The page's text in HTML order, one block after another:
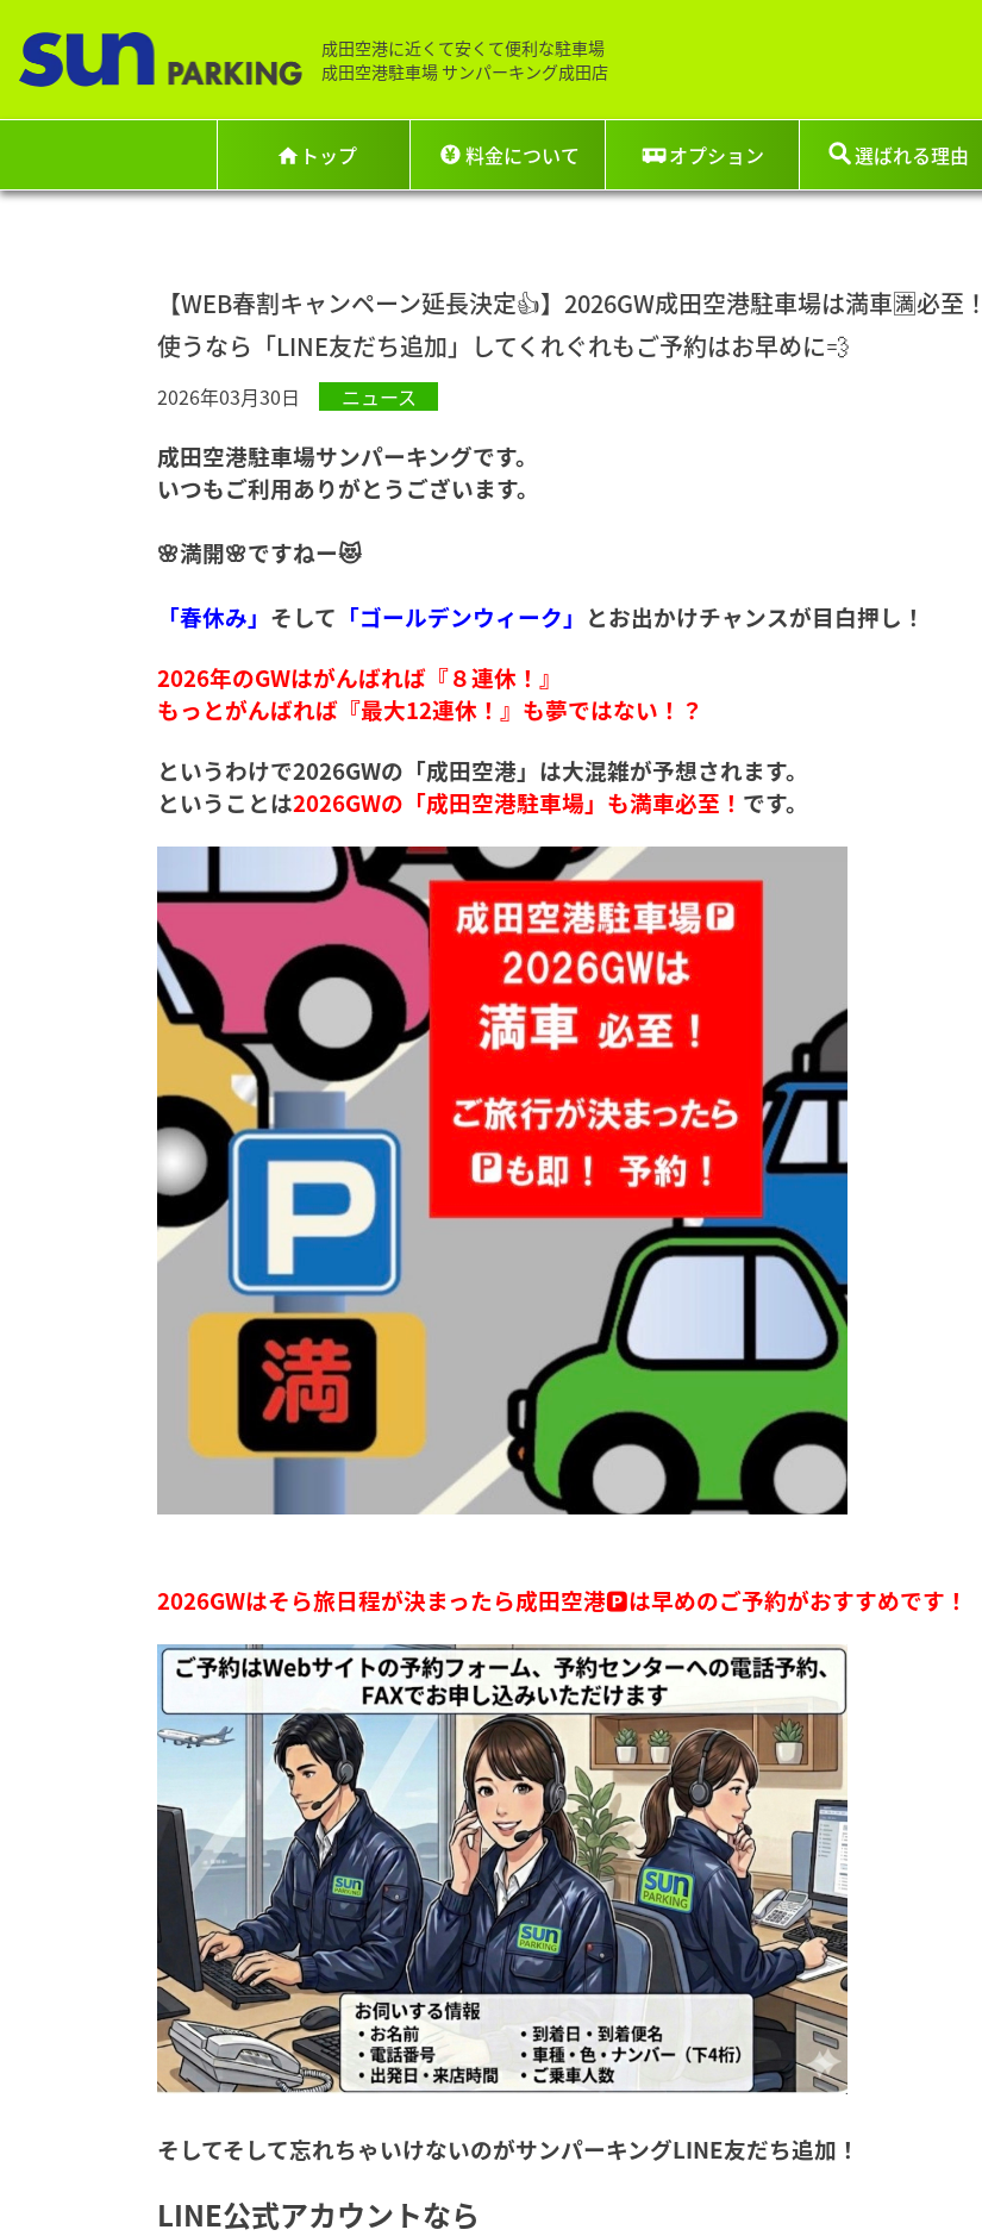
成田空港に近くて安くて便利な駐車場
成田空港駐車場 サンパーキング成田店
トップ 料金について オプション 選ばれる理由
【WEB春割キャンペーン延長決定👍】2026GW成田空港駐車場は満車🈵必至
使うなら「LINE友だち追加」してくれぐれもご予約はお早めに💨
2026年03月30日 ニュース
成田空港駐車場サンパーキングです。
いつもご利用ありがとうございます。
🌸満開🌸ですねー😻
「春休み」 そして 「ゴールデンウィーク」 とお出かけチャンスが目白押し！
2026年のGWはがんばれば『８連休！』
もっとがんばれば『最大12連休！』も夢ではない！？
というわけで2026GWの「成田空港」は大混雑が予想されます。
ということは2026GWの「成田空港駐車場」も満車必至！ です。
2026GWはそら旅日程が決まったら成田空港🅿は早めのご予約がおすすめです！
そしてそして忘れちゃいけないのがサンパーキングLINE友だち追加！
LINE公式アカウントなら